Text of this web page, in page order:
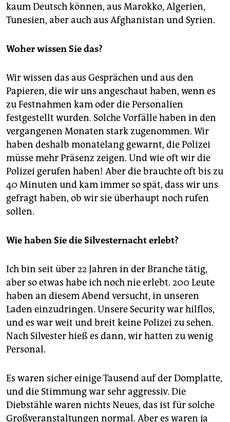
kaum Deutsch können, aus Marokko, Algerien,
Tunesien, aber auch aus Afghanistan und Syrien.
Woher wissen Sie das?
Wir wissen das aus Gesprächen und aus den
Papieren, die wir uns angeschaut haben, wenn es
zu Festnahmen kam oder die Personalien
festgestellt wurden. Solche Vorfälle haben in den
vergangenen Monaten stark zugenommen. Wir
haben deshalb monatelang gewarnt, die Polizei
müsse mehr Präsenz zeigen. Und wie oft wir die
Polizei gerufen haben! Aber die brauchte oft bis zu
40 Minuten und kam immer so spät, dass wir uns
gefragt haben, ob wir sie überhaupt noch rufen
sollen.
Wie haben Sie die Silvesternacht erlebt?
Ich bin seit über 22 Jahren in der Branche tätig,
aber so etwas habe ich noch nie erlebt. 200 Leute
haben an diesem Abend versucht, in unseren
Laden einzudringen. Unsere Security war hilflos,
und es war weit und breit keine Polizei zu sehen.
Nach Silvester hieß es dann, wir hatten zu wenig
Personal.
Es waren sicher einige Tausend auf der Domplatte,
und die Stimmung war sehr aggressiv. Die
Diebstähle waren nichts Neues, das ist für solche
Großveranstaltungen normal. Aber es waren ja